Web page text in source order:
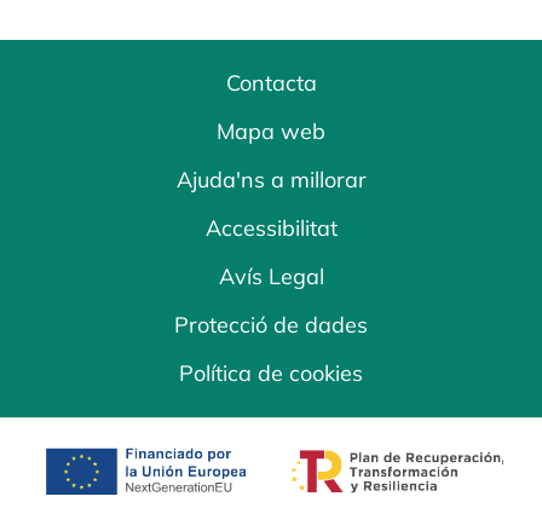
Contacta
Mapa web
Ajuda'ns a millorar
Accessibilitat
Avís Legal
Protecció de dades
Política de cookies
opens in a new tab opens in a new